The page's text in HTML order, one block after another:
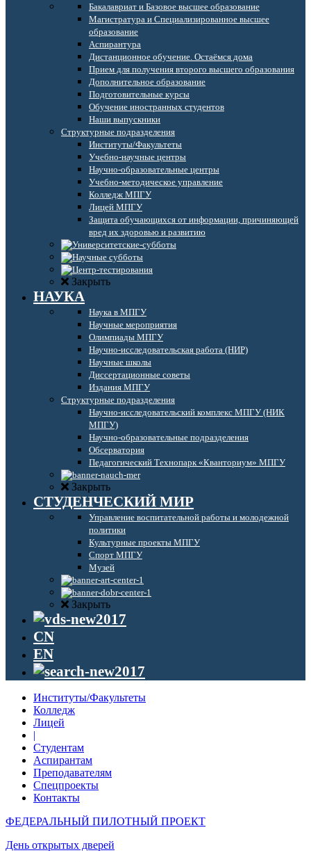
Бакалавриат и Базовое высшее образование
Магистратура и Специализированное высшее
образование
Аспирантура
Дистанционное обучение. Остаёмся дома
Прием для получения второго высшего образования
Дополнительное образование
Подготовительные курсы
Обучение иностранных студентов
Наши выпускники
Структурные подразделения
Институты/Факультеты
Учебно-научные центры
Научно-образовательные центры
Учебно-методическое управление
Колледж МПГУ
Лицей МПГУ
Защита обучающихся от информации, причиняющей
вред их здоровью и развитию
Закрыть
НАУКА
Наука в МПГУ
Научные мероприятия
Олимпиады МПГУ
Научно-исследовательская работа (НИР)
Научные школы
Диссертационные советы
Издания МПГУ
Структурные подразделения
Научно-исследовательский комплекс МПГУ (НИК
МПГУ)
Научно-образовательные подразделения
Обсерватория
Педагогический Технопарк «Кванториум» МПГУ
Закрыть
СТУДЕНЧЕСКИЙ МИР
Управление воспитательной работы и молодежной
политики
Культурные проекты МПГУ
Спорт МПГУ
Музей
Закрыть
CN
EN
Институты/Факультеты
Колледж
Лицей
|
Студентам
Аспирантам
Преподавателям
Спецпроекты
Контакты
ФЕДЕРАЛЬНЫЙ ПИЛОТНЫЙ ПРОЕКТ
День открытых дверей